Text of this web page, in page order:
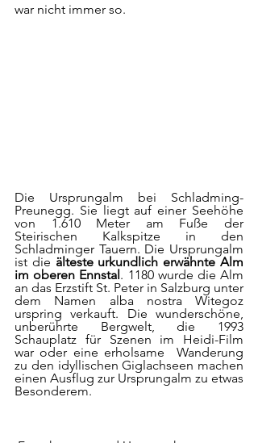
war nicht immer so.
Die Ursprungalm bei Schladming-
Preunegg. Sie liegt auf einer Seehöhe
von 1.610 Meter am Fuße der
Steirischen Kalkspitze in den
Schladminger Tauern. Die Ursprungalm
ist die älteste urkundlich erwähnte Alm
im oberen Ennstal . 1180 wurde die Alm
an das Erzstift St. Peter in Salzburg unter
dem Namen alba nostra Witegoz
urspring verkauft. Die wunderschöne,
unberührte Bergwelt, die 1993
Schauplatz für Szenen im Heidi-Film
war oder eine erholsame  Wanderung
zu den idyllischen Giglachseen machen
einen Ausflug zur Ursprungalm zu etwas
Besonderem.